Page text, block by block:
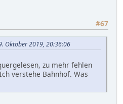
#67
Oktober 2019, 20:36:06
zu mehr fehlen
verstehe Bahnhof. Was